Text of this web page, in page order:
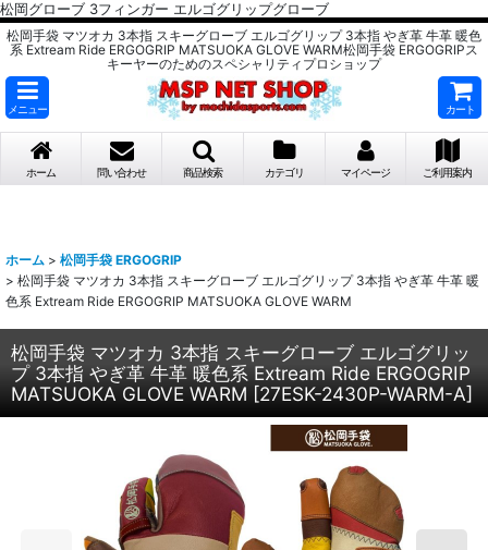
松岡グローブ 3フィンガー エルゴグリップグローブ
松岡手袋 マツオカ 3本指 スキーグローブ エルゴグリップ 3本指 やぎ革 牛革 暖色
系 Extream Ride ERGOGRIP MATSUOKA GLOVE WARM松岡手袋 ERGOGRIPス
キーヤーのためのスペシャリティプロショップ
メニュー カート
ホーム 問い合わせ 商品検索 カテゴリ マイページ ご利用案内
ホーム > 松岡手袋 ERGOGRIP
> 松岡手袋 マツオカ 3本指 スキーグローブ エルゴグリップ 3本指 やぎ革 牛革 暖
色系 Extream Ride ERGOGRIP MATSUOKA GLOVE WARM
松岡手袋 マツオカ 3本指 スキーグローブ エルゴグリッ
プ 3本指 やぎ革 牛革 暖色系 Extream Ride ERGOGRIP
MATSUOKA GLOVE WARM [27ESK-2430P-WARM-A]